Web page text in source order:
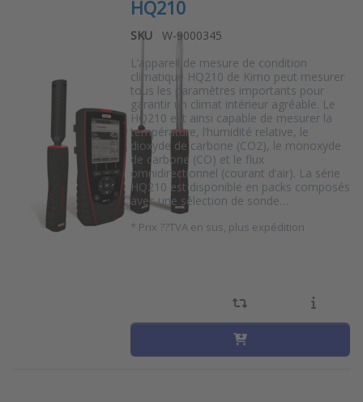
HQ210
SKU
W-9000345
L’appareil de mesure de condition
climatique HQ210 de Kimo peut mesurer
tous les paramètres importants pour
garantir un climat intérieur agréable. Le
HQ210 est ainsi capable de mesurer la
température, l’humidité relative, le
dioxyde de carbone (CO2), le monoxyde
de carbone (CO) et le flux
omnidirectionnel (courant d’air). La série
HQ210 est disponible en packs composés
avec une sélection de sonde…
* Prix ??TVA en sus, plus expédition